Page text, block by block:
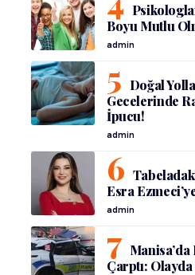
Boyu Mutlu
admin
Doğal
Gecelerinde
İpucu!
admin
Esra
admin
Manisa’da
Çarptı: